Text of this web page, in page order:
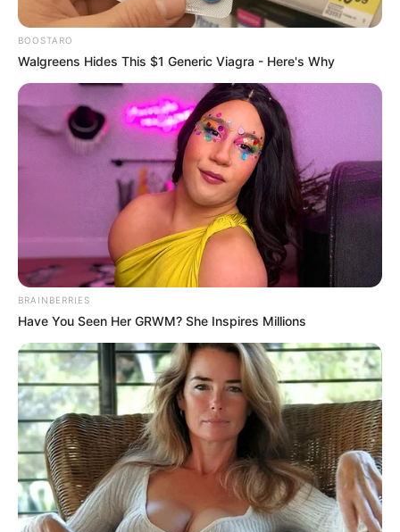
Posted
in
Friss hírek
DRÁMA! Végezni akartak Orbán
Viktorral. Vörös parókában és
taxisnak öltözve… Az egész
országot sokkolta, ami történt:
bySzerző • May 4, 2026
BOOSTARO
Walgreens Hides This $1 Generic Viagra - Here's Why
BRAINBERRIES
Have You Seen Her GRWM? She Inspires Millions